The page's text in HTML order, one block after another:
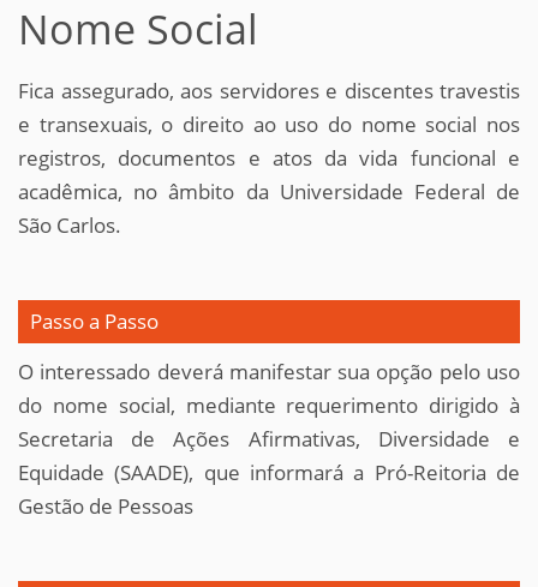
Nome Social
Fica assegurado, aos servidores e discentes travestis
e transexuais, o direito ao uso do nome social nos
registros, documentos e atos da vida funcional e
acadêmica, no âmbito da Universidade Federal de
São Carlos.
Passo a Passo
O interessado deverá manifestar sua opção pelo uso
do nome social, mediante requerimento dirigido à
Secretaria de Ações Afirmativas, Diversidade e
Equidade (SAADE), que informará a Pró-Reitoria de
Gestão de Pessoas